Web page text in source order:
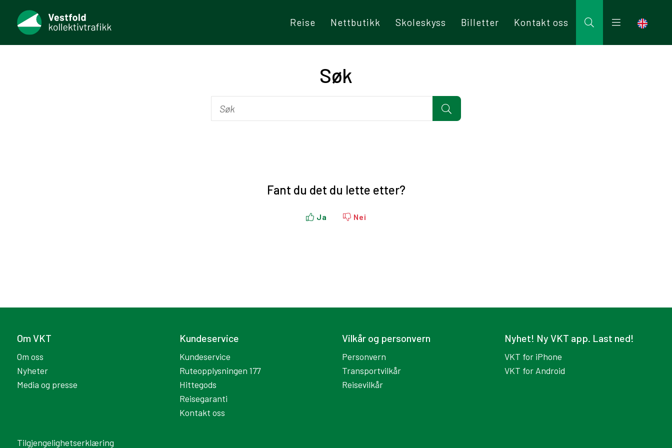
Reise Nettbutikk Skoleskyss Billetter Kontakt oss
Søk
Fant du det du lette etter?
Ja Nei
Om VKT
Om oss
Nyheter
Media og presse
Kundeservice
Kundeservice
Ruteopplysningen 177
Hittegods
Reisegaranti
Kontakt oss
Vilkår og personvern
Personvern
Transportvilkår
Reisevilkår
Nyhet! Ny VKT app. Last ned!
VKT for iPhone
VKT for Android
Tilgjengelighetserklæring